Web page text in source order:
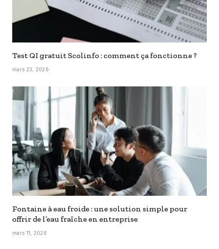
Test QI gratuit Scolinfo : comment ça fonctionne ?
mars 23, 2026
Fontaine à eau froide : une solution simple pour
offrir de l’eau fraîche en entreprise
mars 11, 2026